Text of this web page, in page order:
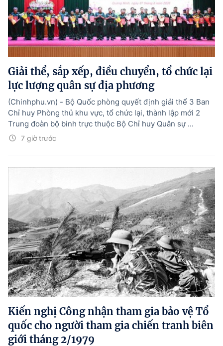
Giải thể, sắp xếp, điều chuyển, tổ chức lại
lực lượng quân sự địa phương
7 giờ trước
(Chinhphu.vn) - Bộ Quốc phòng quyết định giải thể 3 Ban
Chỉ huy Phòng thủ khu vực, tổ chức lại, thành lập mới 2
Trung đoàn bộ binh trực thuộc Bộ Chỉ huy Quân sự ...
Kiến nghị Công nhận tham gia bảo vệ Tổ
quốc cho người tham gia chiến tranh biên
giới tháng 2/1979